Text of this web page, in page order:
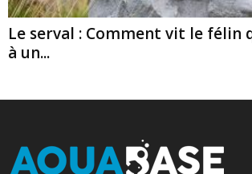
Le serval : Comment vit le félin
à un...